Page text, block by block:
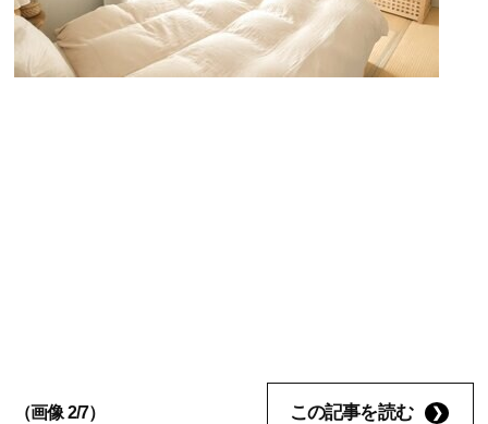
（画像 2/7） この記事を読む